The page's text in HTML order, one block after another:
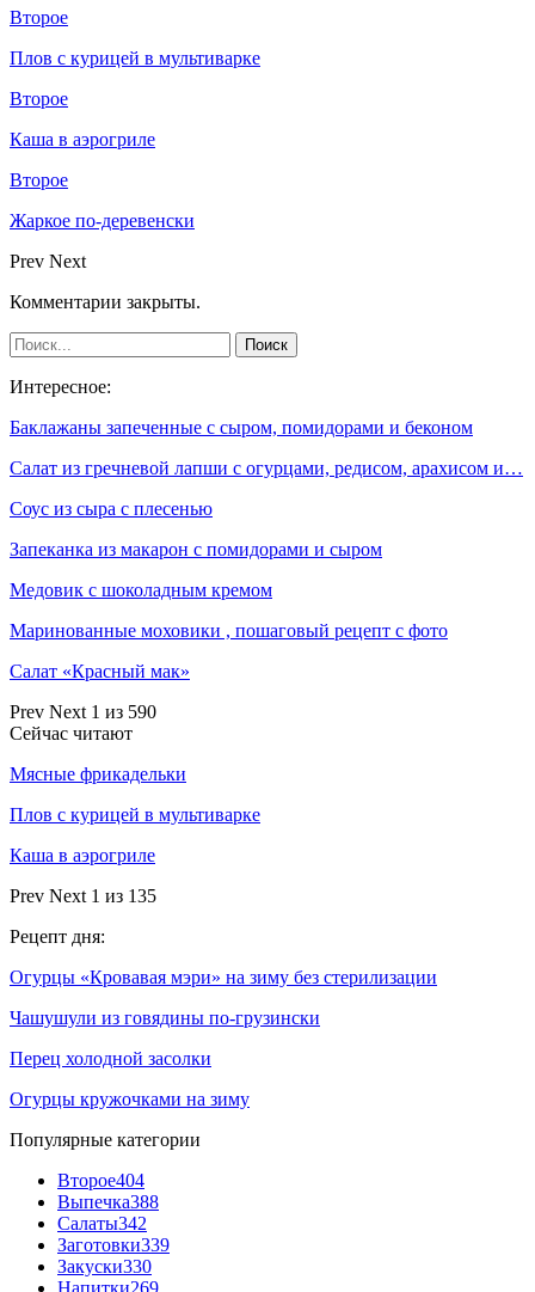
Второе
Плов с курицей в мультиварке
Второе
Каша в аэрогриле
Второе
Жаркое по-деревенски
Prev Next
Комментарии закрыты.
Интересное:
Баклажаны запеченные с сыром, помидорами и беконом
Салат из гречневой лапши с огурцами, редисом, арахисом и…
Соус из сыра с плесенью
Запеканка из макарон с помидорами и сыром
Медовик с шоколадным кремом
Маринованные моховики , пошаговый рецепт с фото
Салат «Красный мак»
Prev Next 1 из 590
Сейчас читают
Мясные фрикадельки
Плов с курицей в мультиварке
Каша в аэрогриле
Prev Next 1 из 135
Рецепт дня:
Огурцы «Кровавая мэри» на зиму без стерилизации
Чашушули из говядины по-грузински
Перец холодной засолки
Огурцы кружочками на зиму
Популярные категории
Второе404
Выпечка388
Салаты342
Заготовки339
Закуски330
Напитки269